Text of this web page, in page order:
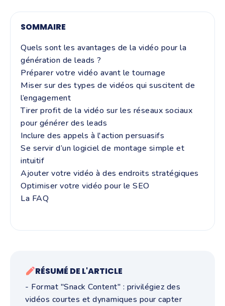
SOMMAIRE
Quels sont les avantages de la vidéo pour la
génération de leads ?
Préparer votre vidéo avant le tournage
Miser sur des types de vidéos qui suscitent de
l’engagement
Tirer profit de la vidéo sur les réseaux sociaux
pour générer des leads
Inclure des appels à l'action persuasifs
Se servir d’un logiciel de montage simple et
intuitif
Ajouter votre vidéo à des endroits stratégiques
Optimiser votre vidéo pour le SEO
La FAQ
RÉSUMÉ DE L'ARTICLE
- Format "Snack Content" : privilégiez des
vidéos courtes et dynamiques pour capter